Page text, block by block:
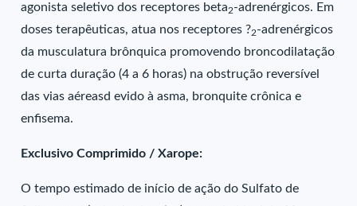
agonista seletivo dos receptores beta2-adrenérgicos. Em
doses terapêuticas, atua nos receptores ?2-adrenérgicos
da musculatura brônquica promovendo broncodilatação
de curta duração (4 a 6 horas) na obstrução reversível
das vias aéreasd evido à asma, bronquite crônica e
enfisema.
Exclusivo Comprimido / Xarope:
O tempo estimado de início de ação do Sulfato de